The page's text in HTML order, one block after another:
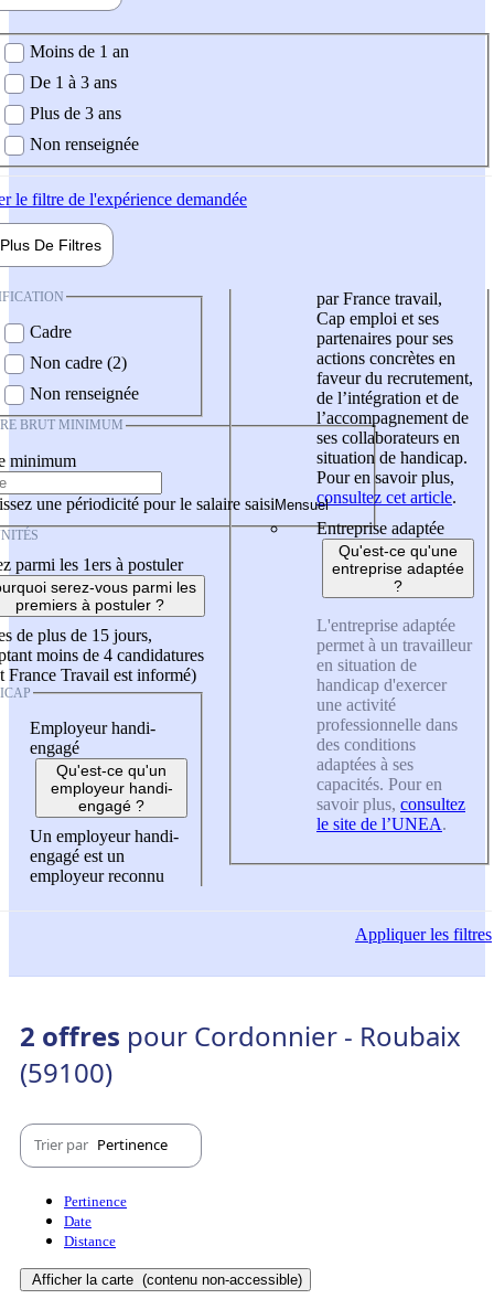
demandée
Moins de 1 an
De 1 à 3 ans
Plus de 3 ans
Non renseignée
le filtre de l'expérience demandée
Plus De Filtres
Cadre
Non cadre (2)
Non renseignée
BRUT MINIMUM
minimum
une périodicité pour le salaire saisi
parmi les 1ers à postuler
serez-vous parmi les
premiers à postuler ?
de plus de 15 jours,
moins de 4 candidatures
France Travail est informé)
Employeur handi-
engagé
Qu'est-ce qu'un
employeur handi-
engagé ?
Un employeur handi-
engagé est un
employeur reconnu
par France travail,
Cap emploi et ses
partenaires pour ses
actions concrètes en
faveur du recrutement,
de l’intégration et de
l’accompagnement de
ses collaborateurs en
situation de handicap.
Pour en savoir plus,
consultez cet article.
Entreprise adaptée
Qu'est-ce qu'une
entreprise adaptée
?
L'entreprise adaptée
permet à un travailleur
en situation de
handicap d'exercer
une activité
professionnelle dans
des conditions
adaptées à ses
capacités. Pour en
savoir plus, consultez
le site de l’UNEA.
Appliquerles filtres
2 offres pour Cordonnier - Roubaix
(59100)
Trier par Pertinence
Pertinence
Date
Distance
Afficher la carte (contenu non-accessible)